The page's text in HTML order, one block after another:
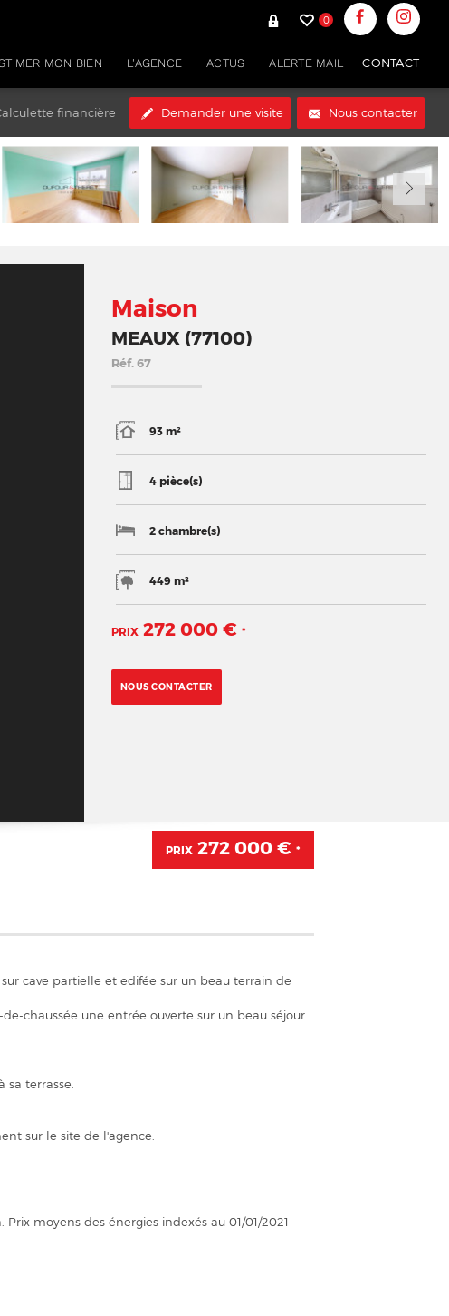
0
MON BIEN L'AGENCE ACTUS ALERTE MAIL CONTACT
financière Demander une visite Nous contacter
Maison
MEAUX (77100)
Réf.67
93 m²
4 pièce(s)
2 chambre(s)
449 m²
PRIX272 000 € *
NOUS CONTACTER
PRIX 272 000 €*
cave partielle et edifée sur un beau terrain de
chaussée une entrée ouverte sur un beau séjour
terrasse.
sur le site de l'agence.
moyens des énergies indexés au 01/01/2021